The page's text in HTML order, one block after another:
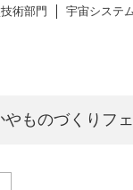
術部門 宇宙システ
ものづくりフ